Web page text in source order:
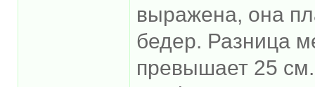
выражена, она
бедер. Разница
превышает 25